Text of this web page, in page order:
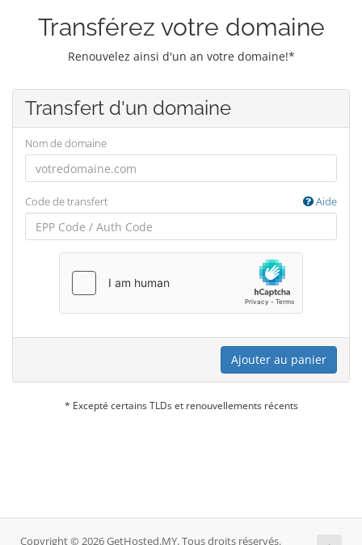
Transférez votre domaine
Renouvelez ainsi d'un an votre domaine!*
Transfert d'un domaine
Nom de domaine
Code de transfert Aide
Ajouter au panier
* Excepté certains TLDs et renouvellements récents
Copyright © 2026 GetHosted.MY. Tous droits réservés.